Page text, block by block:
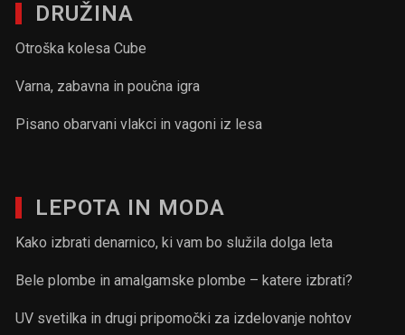
DRUŽINA
Otroška kolesa Cube
Varna, zabavna in poučna igra
Pisano obarvani vlakci in vagoni iz lesa
LEPOTA IN MODA
Kako izbrati denarnico, ki vam bo služila dolga leta
Bele plombe in amalgamske plombe – katere izbrati?
UV svetilka in drugi pripomočki za izdelovanje nohtov